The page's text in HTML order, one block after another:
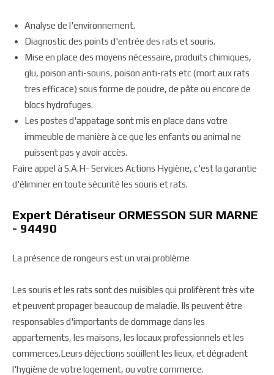
Analyse de l'environnement.
Diagnostic des points d'entrée des rats et souris.
Mise en place des moyens nécessaire, produits chimiques,
glu, poison anti-souris, poison anti-rats etc (mort aux rats
tres efficace) sous forme de poudre, de pâte ou encore de
blocs hydrofuges.
Les postes d'appatage sont mis en place dans votre
immeuble de manière à ce que les enfants ou animal ne
puissent pas y avoir accès.
Faire appel à S.A.H- Services Actions Hygiène, c'est la garantie
d'éliminer en toute sécurité les souris et rats.
Expert Dératiseur ORMESSON SUR MARNE
- 94490
La présence de rongeurs est un vrai problème
Les souris et les rats sont des nuisibles qui prolifèrent très vite
et peuvent propager beaucoup de maladie. Ils peuvent être
responsables d'importants de dommage dans les
appartements, les maisons, les locaux professionnels et les
commerces.Leurs déjections souillent les lieux, et dégradent
l'hygiène de votre logement, ou votre commerce.